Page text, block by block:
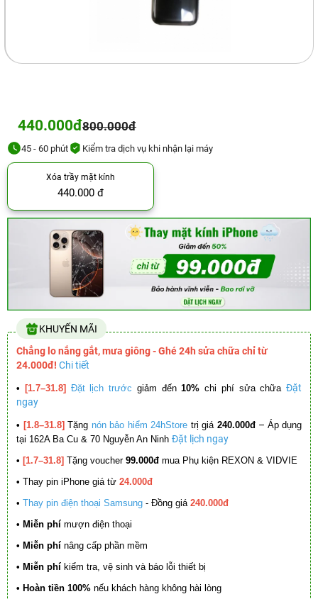
440.000đ800.000đ
45 - 60 phút Kiểm tra dịch vụ khi nhận lại máy
Xóa trầy mặt kính
440.000 đ
KHUYẾN MÃI
Chẳng lo nắng gắt, mưa giông - Ghé 24h sửa chữa chỉ từ
24.000đ! Chi tiết
• [1.7–31.8] Đặt lịch trước giảm đến10% chi phí sửa chữa Đặt
ngay
• [1.8–31.8] Tặng nón bảo hiểm 24hStore trị giá 240.000đ – Áp dụng
tại 162A Ba Cu & 70 Nguyễn An Ninh Đặt lịch ngay
• [1.7–31.8] Tặng voucher 99.000đ mua Phụ kiện REXON & VIDVIE
• Thay pin iPhone giá từ 24.000đ
• Thay pin điện thoại Samsung - Đồng giá 240.000đ
• Miễn phí mượn điện thoại
• Miễn phí nâng cấp phần mềm
• Miễn phí kiểm tra, vệ sinh và báo lỗi thiết bị
• Hoàn tiền 100% nếu khách hàng không hài lòng